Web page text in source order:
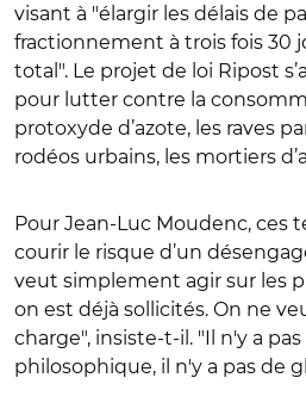
visant à "élargir les délais de
fractionnement à trois fois 30
total". Le projet de loi Ripost
pour lutter contre la
protoxyde d’azote, les raves
rodéos urbains, les mortiers
Pour Jean-Luc Moudenc, ces
courir le risque d’un
veut simplement agir sur les
on est déjà sollicités. On ne
charge", insiste-t-il. "Il n'y a
philosophique, il n'y a pas de